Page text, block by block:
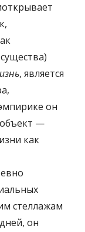
, является
он
объект —
как
стеллажам
он